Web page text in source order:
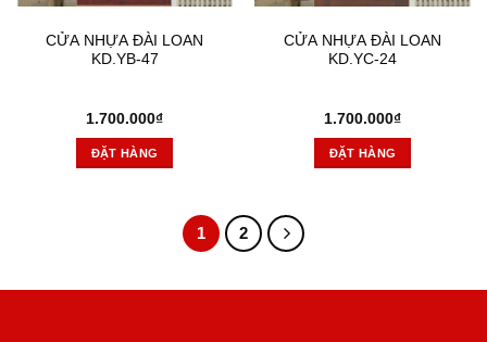
CỬA NHỰA ĐÀI LOAN
KD.YB-47
1.700.000₫
ĐẶT HÀNG
CỬA NHỰA ĐÀI LOAN
KD.YC-24
1.700.000₫
ĐẶT HÀNG
1 2